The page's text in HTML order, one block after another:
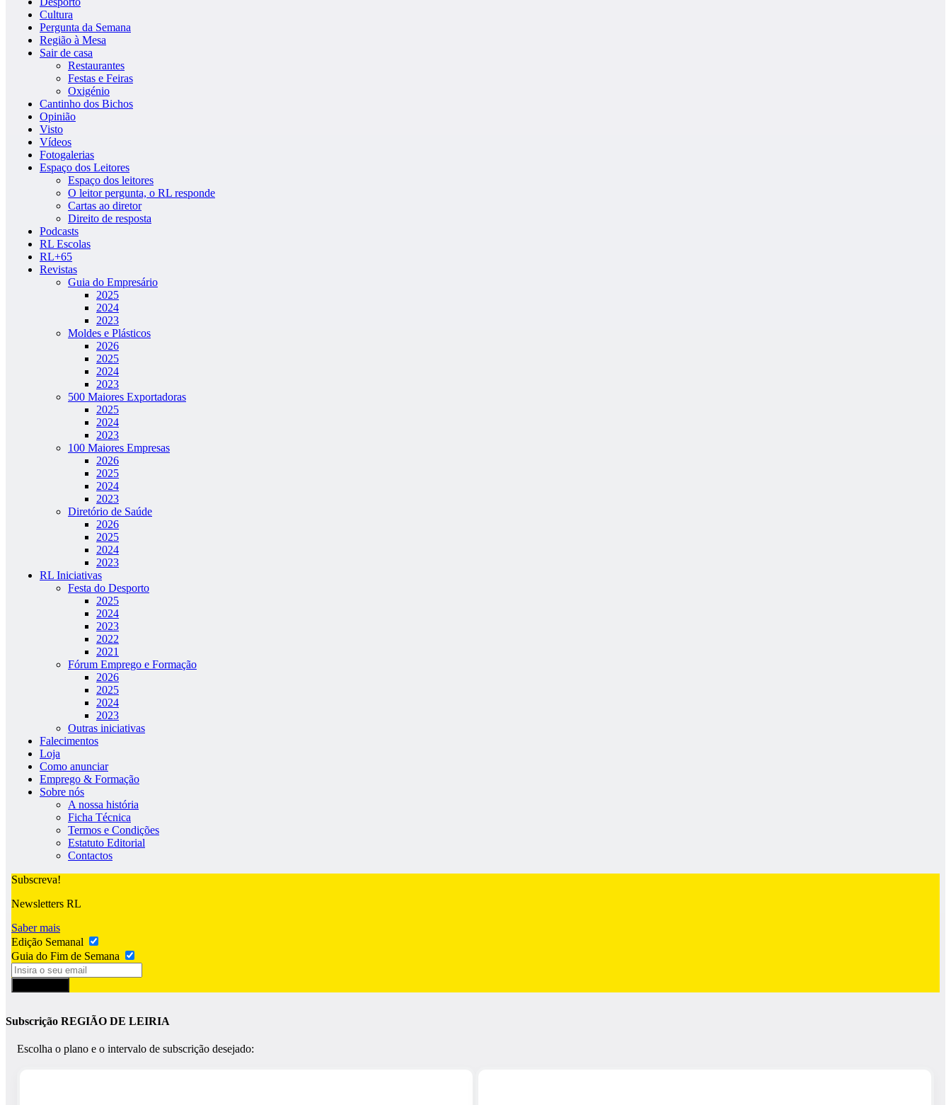
Cultura
Pergunta da Semana
Região à Mesa
Sair de casa
Restaurantes
Festas e Feiras
Oxigénio
Cantinho dos Bichos
Opinião
Visto
Vídeos
Fotogalerias
Espaço dos Leitores
Espaço dos leitores
O leitor pergunta, o RL responde
Cartas ao diretor
Direito de resposta
Podcasts
RL Escolas
RL+65
Revistas
Guia do Empresário
2025
2024
2023
Moldes e Plásticos
2026
2025
2024
2023
500 Maiores Exportadoras
2025
2024
2023
100 Maiores Empresas
2026
2025
2024
2023
Diretório de Saúde
2026
2025
2024
2023
RL Iniciativas
Festa do Desporto
2025
2024
2023
2022
2021
Fórum Emprego e Formação
2026
2025
2024
2023
Outras iniciativas
Falecimentos
Loja
Como anunciar
Emprego & Formação
Sobre nós
A nossa história
Ficha Técnica
Termos e Condições
Estatuto Editorial
Contactos
Subscreva!
Newsletters RL
Saber mais
Edição Semanal
Guia do Fim de Semana
Subscrição REGIÃO DE LEIRIA
Escolha o plano e o intervalo de subscrição desejado: